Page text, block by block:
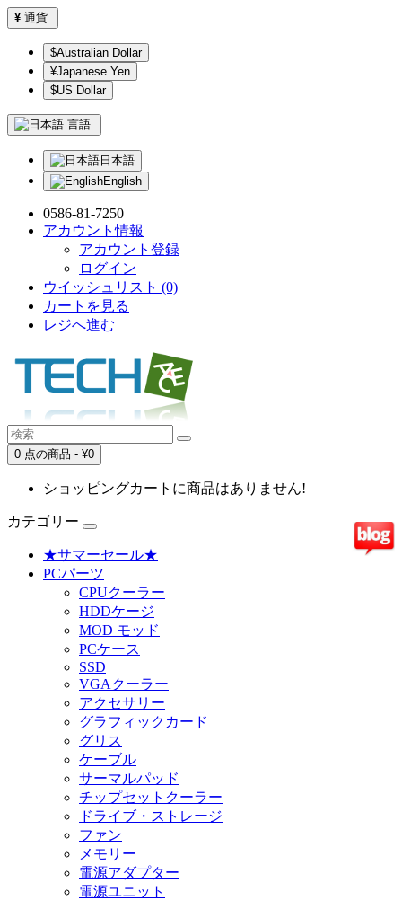
¥ 通貨
$Australian Dollar
¥Japanese Yen
$US Dollar
言語
日本語
English
0586-81-7250
アカウント情報
アカウント登録
ログイン
ウイッシュリスト (0)
カートを見る
レジへ進む
0 点の商品 - ¥0
ショッピングカートに商品はありません!
カテゴリー
★サマーセール★
PCパーツ
CPUクーラー
HDDケージ
MOD モッド
PCケース
SSD
VGAクーラー
アクセサリー
グラフィックカード
グリス
ケーブル
サーマルパッド
チップセットクーラー
ドライブ・ストレージ
ファン
メモリー
電源アダプター
電源ユニット